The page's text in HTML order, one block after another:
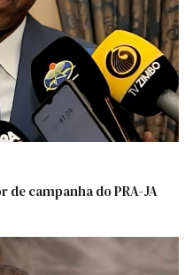
campanha do PRA-JA